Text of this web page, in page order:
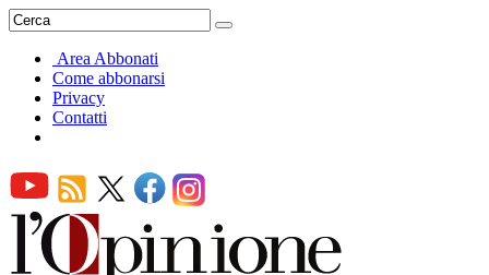
Area Abbonati
Come abbonarsi
Privacy
Contatti